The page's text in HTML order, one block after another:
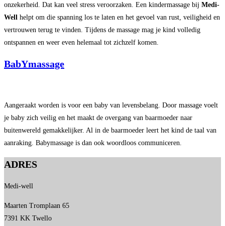
onzekerheid. Dat kan veel stress veroorzaken. Een kindermassage bij Medi-
Well helpt om die spanning los te laten en het gevoel van rust, veiligheid en
vertrouwen terug te vinden. Tijdens de massage mag je kind volledig
ontspannen en weer even helemaal tot zichzelf komen.
BabYmassage
Aangeraakt worden is voor een baby van levensbelang. Door massage voelt
je baby zich veilig en het maakt de overgang van baarmoeder naar
buitenwereld gemakkelijker.​ Al in de baarmoeder leert het kind de taal van
aanraking. Babymassage is dan ook woordloos communiceren.
ADRES
Medi-well
Maarten Tromplaan 65
7391 KK Twello